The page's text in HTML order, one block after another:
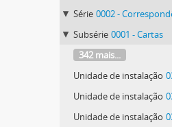
Série 0002 -
Subsérie 0001 - Cartas
342 mais...
Unidade de instalação
Unidade de instalação
Unidade de instalação